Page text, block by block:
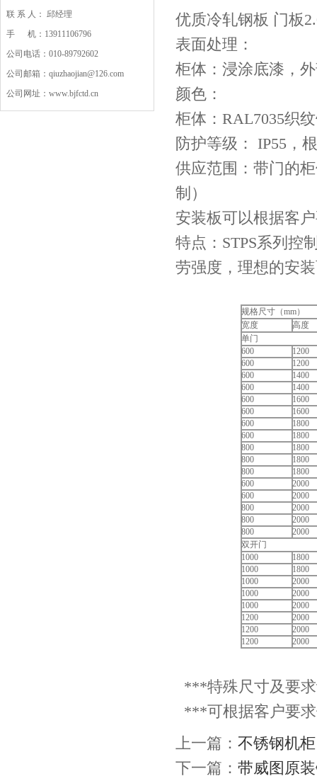
联 系 人： 邱经理
手 机：13911106796
公司电话：010-89792602
公司邮箱：qiuzhaojian@126.com
公司网址：www.bjfctd.cn
优质冷轧钢板 门板
表面处理：
柜体：浸涂底漆，
颜色：
柜体：RAL7035织
防护等级： IP55，
供应范围：带门的
制）
安装板可以根据客
特点：STPS系列控
劳强度，理想的安
规格尺寸（mm）
宽度
高度
单门
600
1200
600
1200
600
1400
600
1400
600
1600
600
1600
600
1800
600
1800
800
1800
800
1800
800
1800
600
2000
600
2000
800
2000
800
2000
800
2000
双开门
1000
1800
1000
1800
1000
2000
1000
2000
1000
2000
1200
2000
1200
2000
1200
2000
***特殊尺寸及要
***可根据客户要
上一篇： 不锈钢机柜
下一篇： 带威图原